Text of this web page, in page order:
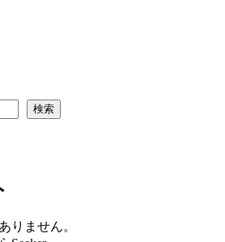
検索
りません。